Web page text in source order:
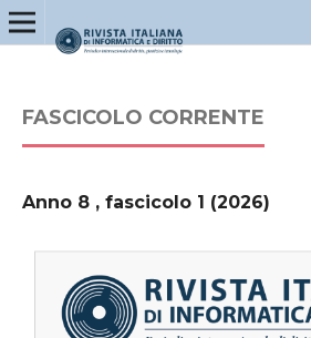
FASCICOLO CORRENTE
Anno 8 , fascicolo 1 (2026)